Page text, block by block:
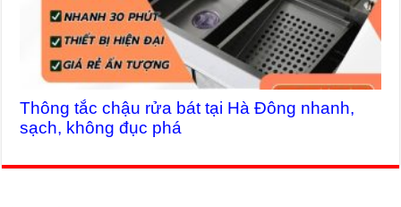
Thông tắc chậu rửa bát tại Hà Đông nhanh,
sạch, không đục phá